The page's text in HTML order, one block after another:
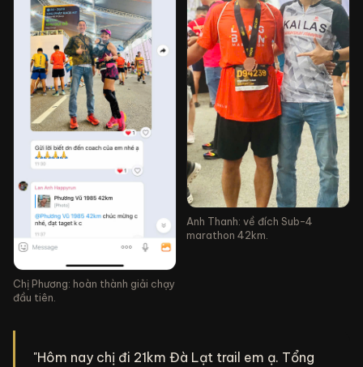
Chị Phương: hoàn thành giải chạy
đầu tiên.
Anh Thanh: về đích Sub-4
marathon 42km.
"Hôm nay chị đi 21km Đà Lạt trail em ạ. Tổng